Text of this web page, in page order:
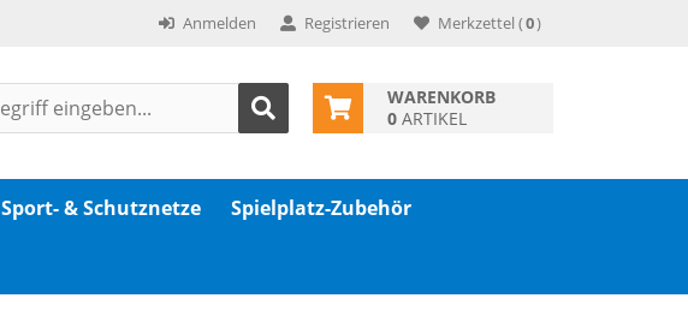
Merkzettel (0)
Registrieren
Anmelden
WARENKORB
0 ARTIKEL
Sport- & Schutznetze Spielplatz-Zubehör